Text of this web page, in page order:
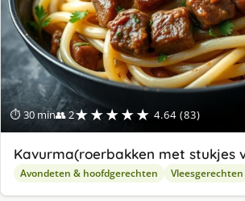
⏱ 30 min👥 2★★★★★ 4.64 (83)
Kavurma(roerbakken met stukjes
Avondeten & hoofdgerechten Vleesgerechten